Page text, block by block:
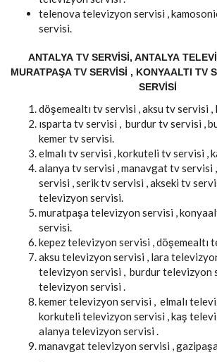
telenova televizyon servisi ,
servisi.
ANTALYA TV SERVISI, ANTALYA
MURATPAŞA TV SERVISI , KONYAALTI TV
SERVISI
döşemealtı tv servisi , aksu tv servisi
ısparta tv servisi , burdur tv servisi ,
kemer tv servisi.
elmalı tv servisi , korkuteli tv servisi ,
alanya tv servisi , manavgat tv servisi
servisi , serik tv servisi , akseki tv
televizyon servisi.
muratpaşa televizyon servisi ,
servisi.
kepez televizyon servisi , döşemealtı
aksu televizyon servisi , lara
televizyon servisi , burdur televizyon
televizyon servisi .
kemer televizyon servisi , elmalı
korkuteli televizyon servisi , kaş
alanya televizyon servisi .
manavgat televizyon servisi ,